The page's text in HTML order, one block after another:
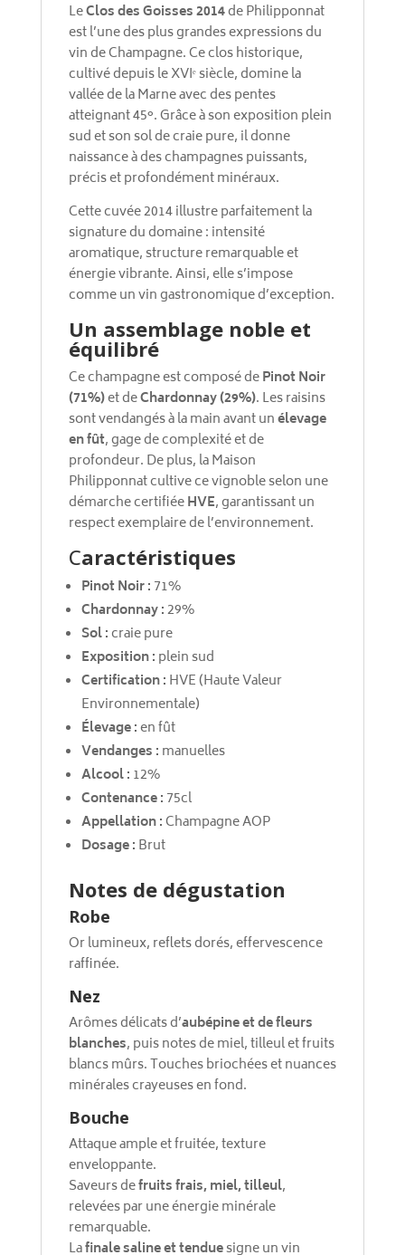
LeClos des Goisses 2014de Philipponnat
est l’une des plus grandes expressions du
vin de Champagne. Ce clos historique,
cultivé depuis le XVIᵉ siècle, domine la
vallée de la Marne avec des pentes
atteignant 45°. Grâce à son exposition plein
sud et son sol de craie pure, il donne
naissance à des champagnes puissants,
précis et profondément minéraux.
Cette cuvée 2014 illustre parfaitement la
signature du domaine : intensité
aromatique, structure remarquable et
énergie vibrante. Ainsi, elle s’impose
comme un vin gastronomique d’exception.
Un assemblage noble et
équilibré
Ce champagne est composé dePinot Noir
(71%)et deChardonnay (29%). Les raisins
sont vendangés à la main avant unélevage
en fût, gage de complexité et de
profondeur. De plus, la Maison
Philipponnat cultive ce vignoble selon une
démarche certifiéeHVE, garantissant un
respect exemplaire de l’environnement.
Caractéristiques
Pinot Noir : 71%
Chardonnay :29%
Sol : craie pure
Exposition : plein sud
Certification : HVE (Haute Valeur
Environnementale)
Élevage :en fût
Vendanges : manuelles
Alcool : 12%
Contenance : 75cl
Appellation :Champagne AOP
Dosage : Brut
Notes de dégustation
Robe
Or lumineux, reflets dorés, effervescence
raffinée.
Nez
Arômes délicats d’aubépine et de fleurs
blanches, puis notes de miel, tilleul et fruits
blancs mûrs. Touches briochées et nuances
minérales crayeuses en fond.
Bouche
Attaque ample et fruitée, texture
enveloppante.
Saveurs defruits frais, miel, tilleul,
relevées par une énergie minérale
remarquable.
Lafinale saline et tenduesigne un vin